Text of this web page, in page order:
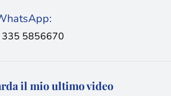
5856670
il mio ultimo video